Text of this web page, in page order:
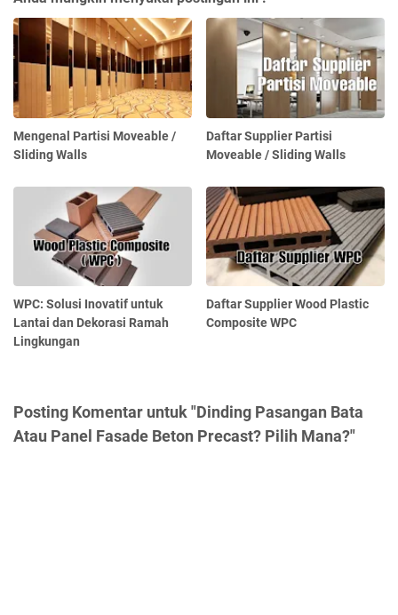
Mengenal Partisi Moveable /
Sliding Walls
Daftar Supplier Partisi
Moveable / Sliding Walls
WPC: Solusi Inovatif untuk
Lantai dan Dekorasi Ramah
Lingkungan
Daftar Supplier Wood Plastic
Composite WPC
Posting Komentar untuk "Dinding Pasangan Bata
Atau Panel Fasade Beton Precast? Pilih Mana?"